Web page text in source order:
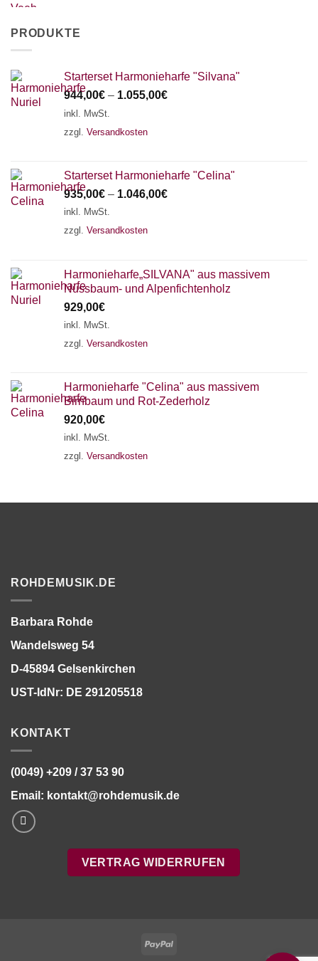
PRODUKTE
Starterset Harmonieharfe "Silvana"
944,00€ – 1.055,00€
inkl. MwSt.
zzgl. Versandkosten
Starterset Harmonieharfe "Celina"
935,00€ – 1.046,00€
inkl. MwSt.
zzgl. Versandkosten
Harmonieharfe„SILVANA" aus massivem
Nussbaum- und Alpenfichtenholz
929,00€
inkl. MwSt.
zzgl. Versandkosten
Harmonieharfe "Celina" aus massivem
Birnbaum und Rot-Zederholz
920,00€
inkl. MwSt.
zzgl. Versandkosten
ROHDEMUSIK.DE
Barbara Rohde
Wandelsweg 54
D-45894 Gelsenkirchen
UST-IdNr: DE 291205518
KONTAKT
(0049) +209 / 37 53 90
Email: kontakt@rohdemusik.de
VERTRAG WIDERRUFEN
PayPal